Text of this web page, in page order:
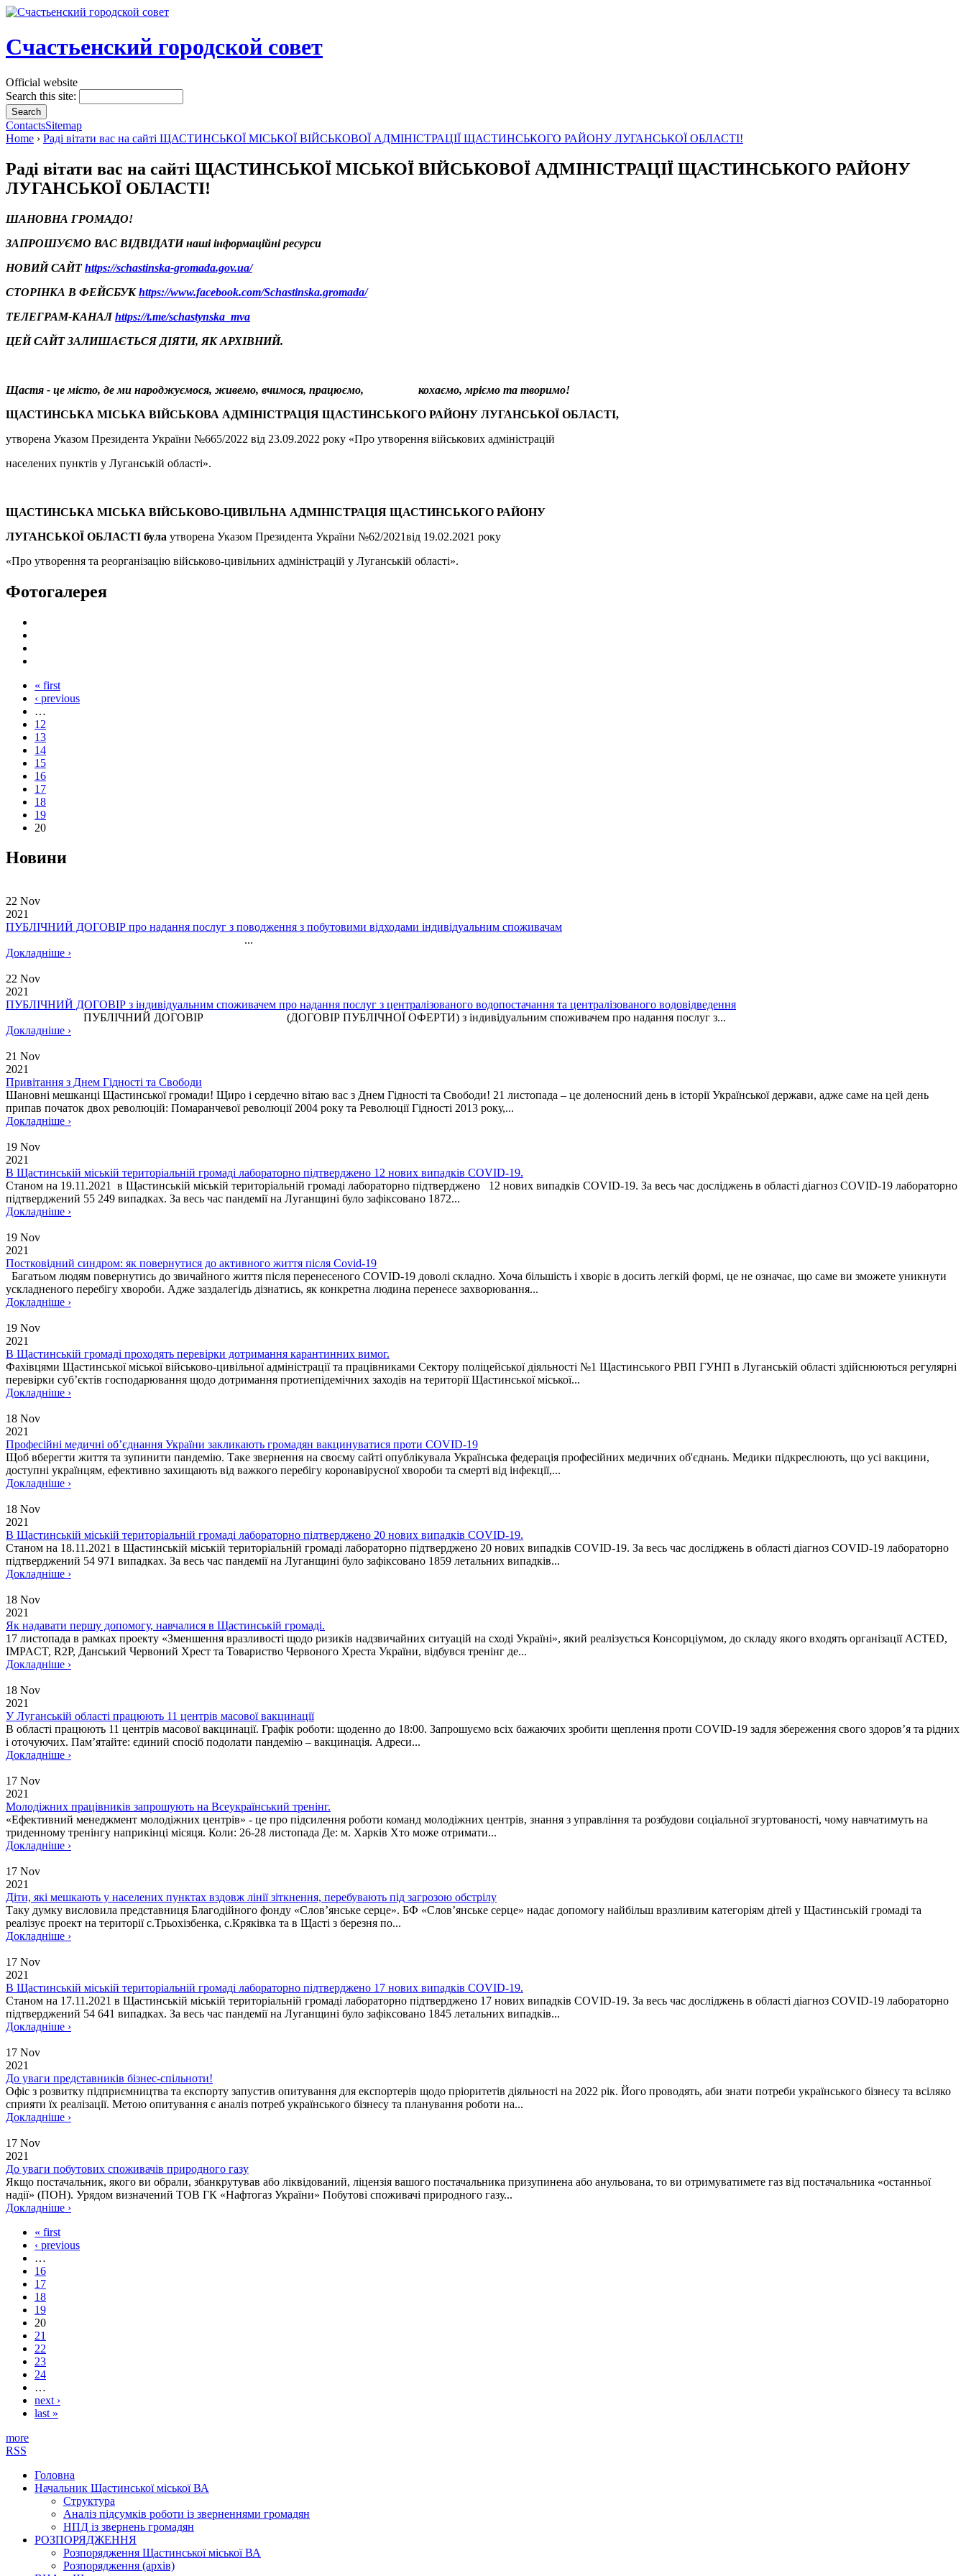
Счастьенский городской совет
Official website
Search this site:
ContactsSitemap
Home › Раді вітати вас на сайті ЩАСТИНСЬКОЇ МІСЬКОЇ ВІЙСЬКОВОЇ АДМІНІСТРАЦІЇ ЩАСТИНСЬКОГО РАЙОНУ ЛУГАНСЬКОЇ ОБЛАСТІ!
Раді вітати вас на сайті ЩАСТИНСЬКОЇ МІСЬКОЇ ВІЙСЬКОВОЇ АДМІНІСТРАЦІЇ ЩАСТИНСЬКОГО РАЙОНУ
ЛУГАНСЬКОЇ ОБЛАСТІ!
ШАНОВНА ГРОМАДО!
ЗАПРОШУЄМО ВАС ВІДВІДАТИ наші інформаційні ресурси
НОВИЙ САЙТhttps://schastinska-gromada.gov.ua/
СТОРІНКА В ФЕЙСБУКhttps://www.facebook.com/Schastinska.gromada/
ТЕЛЕГРАМ-КАНАЛhttps://t.me/schastynska_mva
ЦЕЙ САЙТ ЗАЛИШАЄТЬСЯ ДІЯТИ, ЯК АРХІВНИЙ.
Щастя - це місто, де ми народжуємося, живемо, вчимося, працюємо, кохаємо, мріємо та творимо!
ЩАСТИНСЬКА МІСЬКА ВІЙСЬКОВА АДМІНІСТРАЦІЯ ЩАСТИНСЬКОГО РАЙОНУ ЛУГАНСЬКОЇ ОБЛАСТІ,
утворена Указом Президента України №665/2022 від 23.09.2022 року «Про утворення військових адміністрацій
населених пунктів у Луганській області».
ЩАСТИНСЬКА МІСЬКА ВІЙСЬКОВО-ЦИВІЛЬНА АДМІНІСТРАЦІЯ ЩАСТИНСЬКОГО РАЙОНУ
ЛУГАНСЬКОЇ ОБЛАСТІ була утворена Указом Президента України №62/2021від 19.02.2021 року
«Про утворення та реорганізацію військово-цивільних адміністрацій у Луганській області».
Фотогалерея
« first
‹ previous
…
12
13
14
15
16
17
18
19
20
Новини
22 Nov
2021
ПУБЛІЧНИЙ ДОГОВІР про надання послуг з поводження з побутовими відходами індивідуальним споживачам
...
Докладніше ›
22 Nov
2021
ПУБЛІЧНИЙ ДОГОВІР з індивідуальним споживачем про надання послуг з централізованого водопостачання та централізованого водовідведення
ПУБЛІЧНИЙ ДОГОВІР (ДОГОВІР ПУБЛІЧНОЇ ОФЕРТИ) з індивідуальним споживачем про надання послуг з...
Докладніше ›
21 Nov
2021
Привітання з Днем Гідності та Свободи
Шановні мешканці Щастинської громади! Щиро і сердечно вітаю вас з Днем Гідності та Свободи! 21 листопада – це доленосний день в історії Української держави, адже саме на цей день
припав початок двох революцій: Помаранчевої революції 2004 року та Революції Гідності 2013 року,...
Докладніше ›
19 Nov
2021
В Щастинській міській територіальній громаді лабораторно підтверджено 12 нових випадків COVID-19.
Станом на 19.11.2021 в Щастинській міській територіальній громаді лабораторно підтверджено 12 нових випадків COVID-19. За весь час досліджень в області діагноз COVID-19 лабораторно
підтверджений 55 249 випадках. За весь час пандемії на Луганщині було зафіксовано 1872...
Докладніше ›
19 Nov
2021
Постковідний синдром: як повернутися до активного життя після Covid-19
Багатьом людям повернутись до звичайного життя після перенесеного COVID-19 доволі складно. Хоча більшість і хворіє в досить легкій формі, це не означає, що саме ви зможете уникнути
ускладненого перебігу хвороби. Адже заздалегідь дізнатись, як конкретна людина перенесе захворювання...
Докладніше ›
19 Nov
2021
В Щастинській громаді проходять перевірки дотримання карантинних вимог.
Фахівцями Щастинської міської військово-цивільної адміністрації та працівниками Сектору поліцейської діяльності №1 Щастинського РВП ГУНП в Луганській області здійснюються регулярні
перевірки суб’єктів господарювання щодо дотримання протиепідемічних заходів на території Щастинської міської...
Докладніше ›
18 Nov
2021
Професійні медичні об’єднання України закликають громадян вакцинуватися проти COVID-19
Щоб вберегти життя та зупинити пандемію. Таке звернення на своєму сайті опублікувала Українська федерація професійних медичних об'єднань. Медики підкреслюють, що усі вакцини,
доступні українцям, ефективно захищають від важкого перебігу коронавірусної хвороби та смерті від інфекції,...
Докладніше ›
18 Nov
2021
В Щастинській міській територіальній громаді лабораторно підтверджено 20 нових випадків COVID-19.
Станом на 18.11.2021 в Щастинській міській територіальній громаді лабораторно підтверджено 20 нових випадків COVID-19. За весь час досліджень в області діагноз COVID-19 лабораторно
підтверджений 54 971 випадках. За весь час пандемії на Луганщині було зафіксовано 1859 летальних випадків...
Докладніше ›
18 Nov
2021
Як надавати першу допомогу, навчалися в Щастинській громаді.
17 листопада в рамках проекту «Зменшення вразливості щодо ризиків надзвичайних ситуацій на сході Україні», який реалізується Консорціумом, до складу якого входять організації ACTED,
IMPACT, R2P, Данський Червоний Хрест та Товариство Червоного Хреста України, відбувся тренінг де...
Докладніше ›
18 Nov
2021
У Луганській області працюють 11 центрів масової вакцинації
В області працюють 11 центрів масової вакцинації. Графік роботи: щоденно до 18:00. Запрошуємо всіх бажаючих зробити щеплення проти COVID-19 задля збереження свого здоров’я та рідних
і оточуючих. Пам’ятайте: єдиний спосіб подолати пандемію – вакцинація. Адреси...
Докладніше ›
17 Nov
2021
Молодіжних працівників запрошують на Всеукраїнський тренінг.
«Ефективний менеджмент молодіжних центрів» - це про підсилення роботи команд молодіжних центрів, знання з управління та розбудови соціальної згуртованості, чому навчатимуть на
триденному тренінгу наприкінці місяця. Коли: 26-28 листопада Де: м. Харків Хто може отримати...
Докладніше ›
17 Nov
2021
Діти, які мешкають у населених пунктах вздовж лінії зіткнення, перебувають під загрозою обстрілу
Таку думку висловила представниця Благодійного фонду «Слов’янське серце». БФ «Слов’янське серце» надає допомогу найбільш вразливим категоріям дітей у Щастинській громаді та
реалізує проект на території с.Трьохізбенка, с.Кряківка та в Щасті з березня по...
Докладніше ›
17 Nov
2021
В Щастинській міській територіальній громаді лабораторно підтверджено 17 нових випадків COVID-19.
Станом на 17.11.2021 в Щастинській міській територіальній громаді лабораторно підтверджено 17 нових випадків COVID-19. За весь час досліджень в області діагноз COVID-19 лабораторно
підтверджений 54 641 випадках. За весь час пандемії на Луганщині було зафіксовано 1845 летальних випадків...
Докладніше ›
17 Nov
2021
До уваги представників бізнес-спільноти!
Офіс з розвитку підприємництва та експорту запустив опитування для експортерів щодо пріоритетів діяльності на 2022 рік. Його проводять, аби знати потреби українського бізнесу та всіляко
сприяти їх реалізації. Метою опитування є аналіз потреб українського бізнесу та планування роботи на...
Докладніше ›
17 Nov
2021
До уваги побутових споживачів природного газу
Якщо постачальник, якого ви обрали, збанкрутував або ліквідований, ліцензія вашого постачальника призупинена або анульована, то ви отримуватимете газ від постачальника «останньої
надії» (ПОН). Урядом визначений ТОВ ГК «Нафтогаз України» Побутові споживачі природного газу...
Докладніше ›
« first
‹ previous
…
16
17
18
19
20
21
22
23
24
…
next ›
last »
more
RSS
Головна
Начальник Щастинської міської ВА
Структура
Аналіз підсумків роботи із зверненнями громадян
НПД із звернень громадян
РОЗПОРЯДЖЕННЯ
Розпорядження Щастинської міської ВА
Розпорядження (архів)